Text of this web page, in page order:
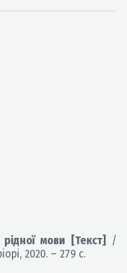
мови [Текст]
/
2020. – 279 с.